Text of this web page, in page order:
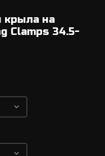
крыла на
Clamps 34.5-